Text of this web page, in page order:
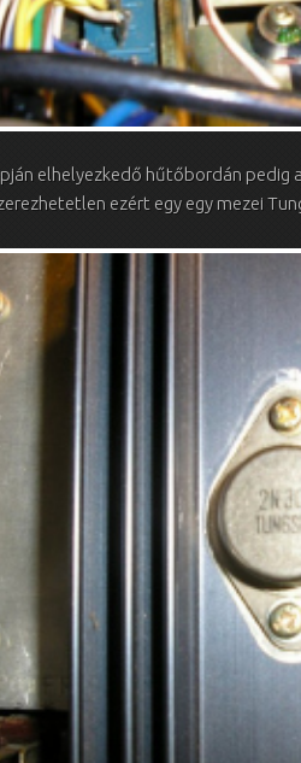
elhelyezkedő hűtőbordán pedig
ezért egy egy mezei